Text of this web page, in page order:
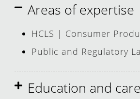
Areas of expertise
HCLS | Consumer
Public and Regulatory
Education and